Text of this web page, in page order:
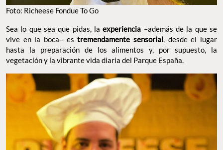
Foto: Richeese Fondue To Go
Sea lo que sea que pidas, laexperiencia –además de la que se
vive en la boca– estremendamente sensorial, desde el lugar
hasta la preparación de los alimentos y, por supuesto, la
vegetación y la vibrante vida diaria del Parque España.